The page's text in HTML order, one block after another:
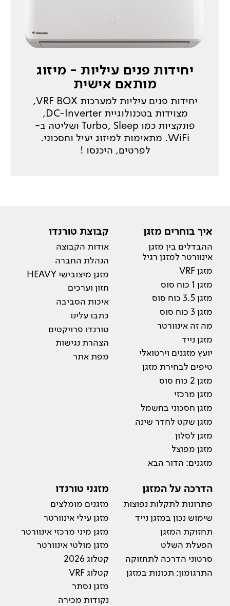
יחידות פנים עיליות - מיזוג
מותאם אישית
יחידות פנים עיליות למערכות VRF BOX,
מצוידות בטכנולוגיית DC-Inverter,
פונקציות כמו Turbo, Sleep ושליטה ב-
WiFi. מתאימות למיזוג יעיל וחסכוני.
לפרטים, היכנסו !
איך בוחרים מזגן
ההבדלים בין מזגן
אינוורטר למזגן רגיל
מזגן VRF
מזגן 1 כוח סוס
מזגן 3.5 כוח סוס
מזגן 3 כוח סוס
מה זה אינוורטר
מזגן נייד
יועץ מזגנים וירטואלי
טיפים לבחירת מזגן
מזגן 2 כוח סוס
מזגן מרכזי
מזגן חסכוני בחשמל
מזגן שקט לחדר שינה
מזגן לסלון
מזגן מפוצל
מזגנים: הדור הבא
קבוצת טורנדו
אודות הקבוצה
הנהלת החברה
מזגן מיצובישי HEAVY
חזון וערכים
איכות הסביבה
כתבו עלינו
טורנדו פרויקטים
הצהרת נגישות
מפת אתר
הדרכה על המזגן
פתרונות לתקלות נפוצות
שימוש נכון במזגן נייד
תחזוקת המזגן
הפעלת השלט
סרטוני הדרכה לתחזוקה
התרגומון: תכונות במזגן
מזגני טורנדו
מזגנים מומלצים
מזגן עילי אינוורטר
מזגן מיני מרכזי אינוורטר
מזגן מולטי אינוורטר
קטלוג 2026
קטלוג VRF
מזגן נסתר
נקודות מכירה